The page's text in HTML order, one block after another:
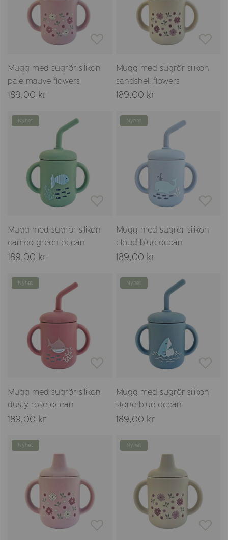
Mugg med sugrör silikon
pale mauve flowers
189,00 kr
Mugg med sugrör silikon
sandshell flowers
189,00 kr
Nyhet
Mugg med sugrör silikon
cameo green ocean
189,00 kr
Nyhet
Mugg med sugrör silikon
cloud blue ocean
189,00 kr
Nyhet
Mugg med sugrör silikon
dusty rose ocean
189,00 kr
Nyhet
Mugg med sugrör silikon
stone blue ocean
189,00 kr
Nyhet Nyhet